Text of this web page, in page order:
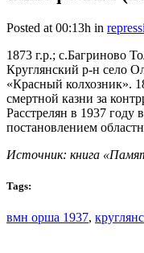
Posted at 00:13h in
1873 г.р.; с.Багриново
Круглянский р-н село
«Красный колхозник».
смертной казни за
Расстрелян в 1937
постановлением
Источник: книга
Tags:
вмн орша 1937,